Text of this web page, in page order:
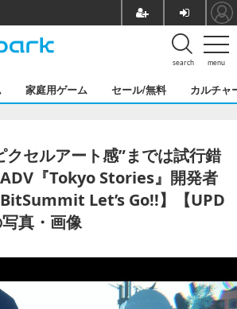
menu
search
家庭用ゲーム セール/無料 カルチャ
クセルアート感”までは試行錯
『Tokyo Stories』開発者
Let’s Go!!】【UPD
真・画像